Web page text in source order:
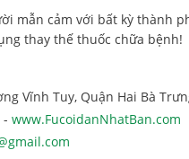
mẫn cảm với bất kỳ thành
thay thế thuốc chữa bệnh!
Vĩnh Tuy, Quận Hai Bà
- www.FucoidanNhatBan.com